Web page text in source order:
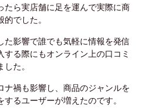
たら実店舗に足を運んで実際に商
でした。
た影響で誰でも気軽に情報を発信
る際にもオンライン上の口コミ
た。
ナ禍も影響し、商品のジャンルを
るユーザーが増えたのです。